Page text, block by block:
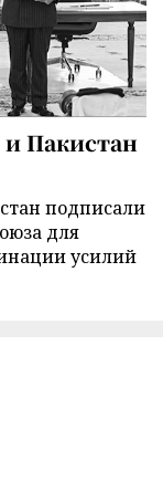
и Пакистан
подписали
для
усилий